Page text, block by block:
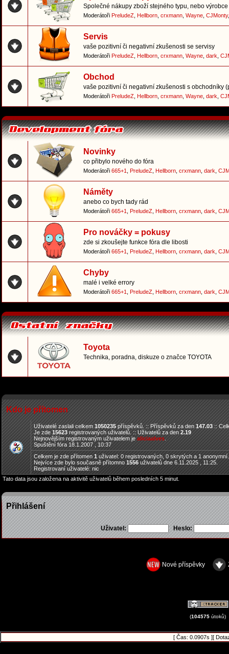
Společné nákupy zboží stejného typu, nebo
Moderátoři PreludeZ Hellborn crxmann Wayne CJMonty
Servis
vaše pozitivní či negativní zkušenosti se servisy
Moderátoři PreludeZ Hellborn crxmann Wayne dark
Obchod
vaše pozitivní či negativní zkušenosti s obchodníky
Moderátoři PreludeZ Hellborn crxmann Wayne dark
Novinky
co přibylo nového do fóra
Moderátoři 665+1 PreludeZ Hellborn crxmann dark
Náměty
anebo co bych tady rád
Moderátoři 665+1 PreludeZ Hellborn crxmann dark
Pro nováčky = pokusy
zde si zkoušejte funkce fóra dle libosti
Moderátoři 665+1 PreludeZ Hellborn crxmann dark
Chyby
malé i velké errory
Moderátoři 665+1 PreludeZ Hellborn crxmann dark
Toyota
Technika, poradna, diskuze o značce TOYOTA
Kdo je přítomen
Uživatelé zaslali celkem1050235příspěvků. :: Příspěvků za den147.03::
Je zde15623 registrovaných uživatelů. :: Uživatelů za den2.19
Nejnovějším registrovaným uživatelem jealiciaalves
Spuštění fóra 18.1.2007 , 10:37
Celkem je zde přítomen 1 uživatel: 0 registrovaných, 0 skrytých a 1
Nejvíce zde bylo současně přítomno 1556 uživatelů dne 6.11.2025 , 11:25.
Registrovaní uživatelé: nic
Tato data jsou založena na aktivitě uživatelů během posledních 5 minut.
Přihlášení
Uživatel: Heslo:
Nové příspěvky
(104575 útoků)
[ Čas: 0.0907s ][